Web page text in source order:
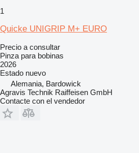
1
Quicke UNIGRIP M+ EURO
Precio a consultar
Pinza para bobinas
2026
Estado nuevo
Alemania, Bardowick
Agravis Technik Raiffeisen GmbH
Contacte con el vendedor